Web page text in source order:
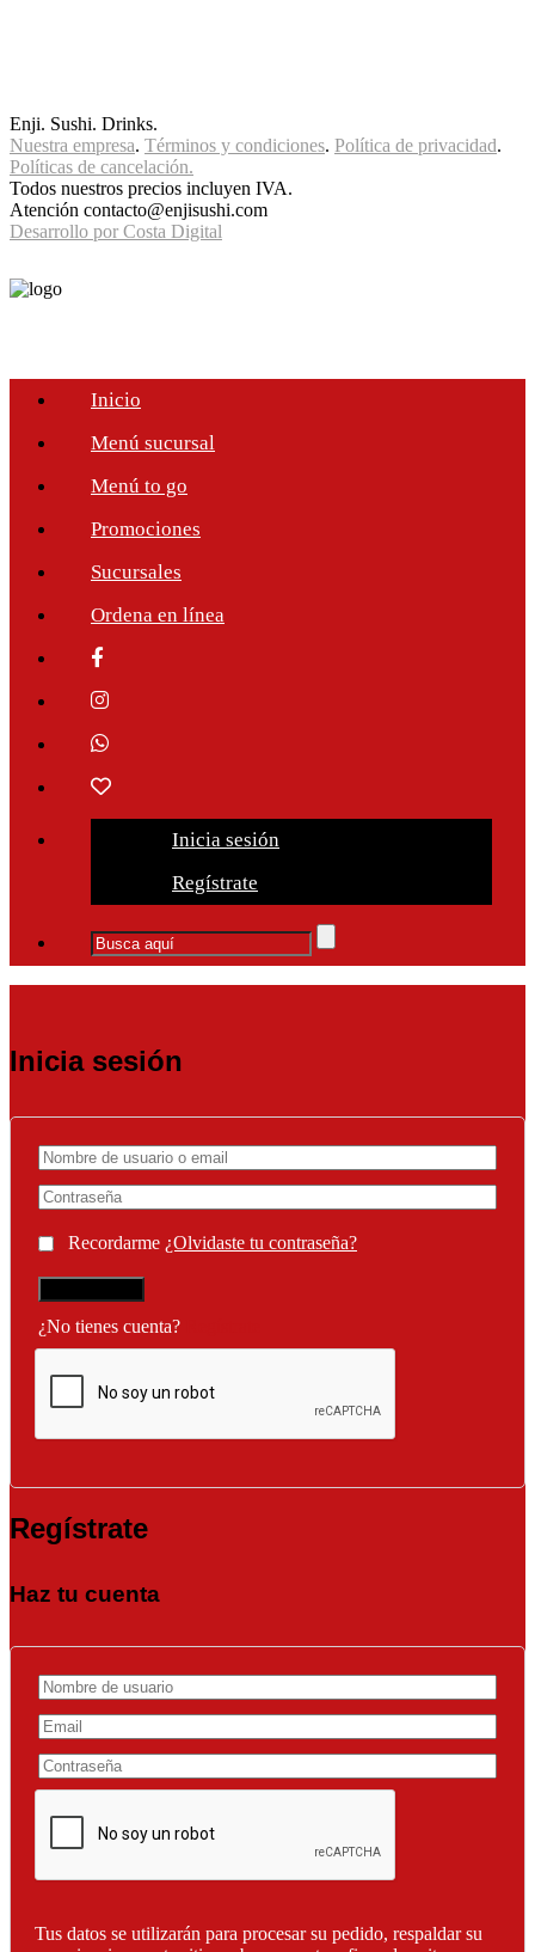
Enji. Sushi. Drinks.
Nuestra empresa. Términos y condiciones. Política de privacidad.
Políticas de cancelación.
Todos nuestros precios incluyen IVA.
Atención contacto@enjisushi.com
Desarrollo por Costa Digital
Inicio
Menú sucursal
Menú to go
Promociones
Sucursales
Ordena en línea
Inicia sesión
Regístrate
Inicia sesión
Recordarme ¿Olvidaste tu contraseña?
¿No tienes cuenta?
Regístrate
Haz tu cuenta
Tus datos se utilizarán para procesar su pedido, respaldar su